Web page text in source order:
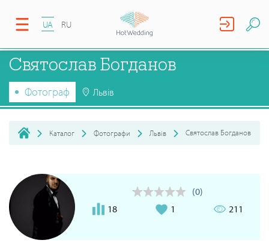
UA RU
Святослав Богданов
Фотограф Львів
Каталог Фотографи Львів Святослав Богданов
(0)
18
1 211